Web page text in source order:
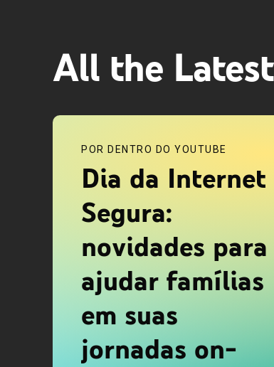
All the Latest
POR DENTRO DO YOUTUBE
Dia da Internet
Segura:
novidades para
ajudar famílias
em suas
jornadas on-